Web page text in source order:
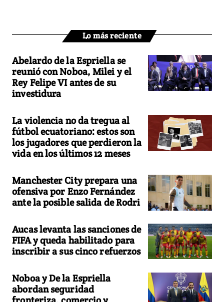
Lo más reciente
Abelardo de la Espriella se
reunió con Noboa, Milei y el
Rey Felipe VI antes de su
investidura
La violencia no da tregua al
fútbol ecuatoriano: estos son
los jugadores que perdieron la
vida en los últimos 12 meses
Manchester City prepara una
ofensiva por Enzo Fernández
ante la posible salida de Rodri
Aucas levanta las sanciones de
FIFA y queda habilitado para
inscribir a sus cinco refuerzos
Noboa y De la Espriella
abordan seguridad